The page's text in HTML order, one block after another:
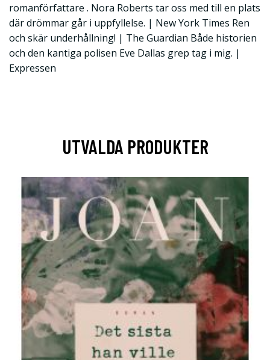
romanförfattare . Nora Roberts tar oss med till en plats
där drömmar går i uppfyllelse. | New York Times Ren
och skär underhållning! | The Guardian Både historien
och den kantiga polisen Eve Dallas grep tag i mig. |
Expressen
UTVALDA PRODUKTER